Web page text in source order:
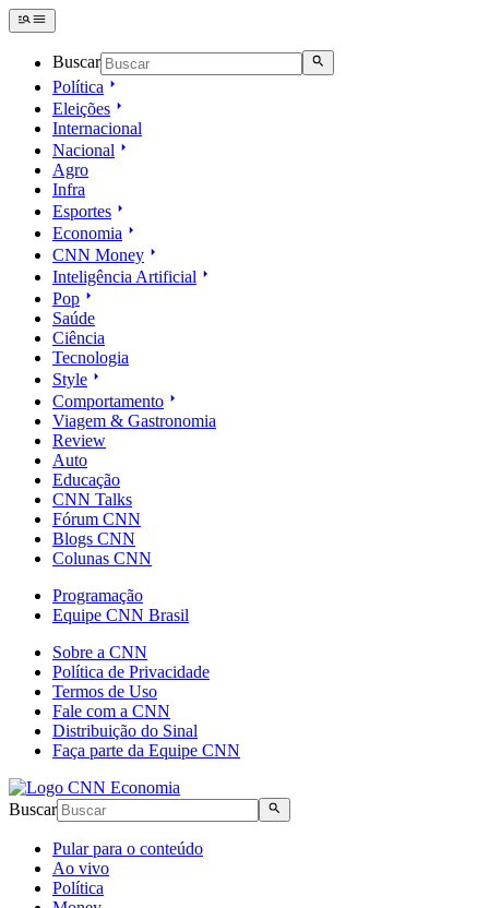
Buscar
Política
Eleições
Internacional
Nacional
Agro
Infra
Esportes
Economia
CNN Money
Inteligência Artificial
Pop
Saúde
Ciência
Tecnologia
Style
Comportamento
Viagem & Gastronomia
Review
Auto
Educação
CNN Talks
Fórum CNN
Blogs CNN
Colunas CNN
Programação
Equipe CNN Brasil
Sobre a CNN
Política de Privacidade
Termos de Uso
Fale com a CNN
Distribuição do Sinal
Faça parte da Equipe CNN
Buscar
Pular para o conteúdo
Ao vivo
Política